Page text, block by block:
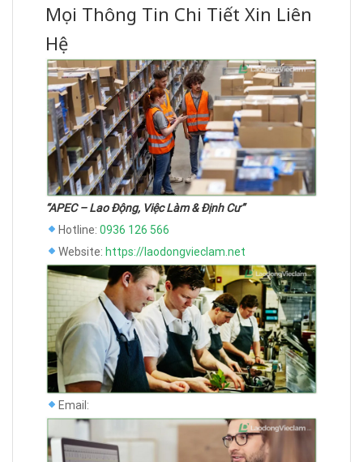
Mọi Thông Tin Chi Tiết Xin Liên
Hệ
“APEC – Lao Động, Việc Làm & Định Cư”
Hotline: 0936 126 566
Website: https://laodongvieclam.net
Email: